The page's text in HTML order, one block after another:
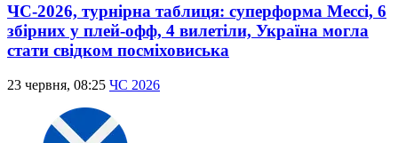
ЧС-2026, турнірна таблиця: суперформа Мессі, 6
збірних у плей-офф, 4 вилетіли, Україна могла
стати свідком посміховиська
23 червня, 08:25 ЧС 2026